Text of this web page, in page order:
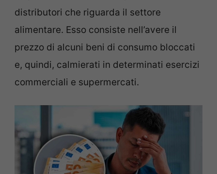
distributori che riguarda il settore
alimentare. Esso consiste nell’avere il
prezzo di alcuni beni di consumo bloccati
e, quindi, calmierati in determinati esercizi
commerciali e supermercati.